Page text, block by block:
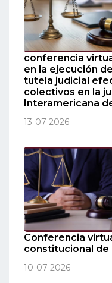
conferencia
en la ejecución
tutela judicial
colectivos en la
Interamericana
13-07-2026
Conferencia
constitucional de
10-07-2026